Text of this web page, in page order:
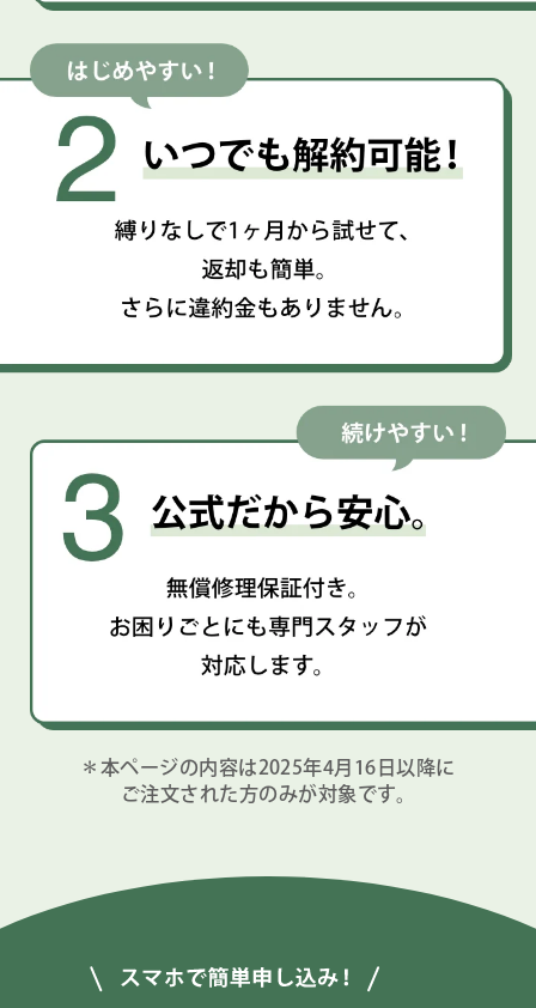
＊本ページの内容は2025年4月16日以降に
ご注文された方のみが対象です。